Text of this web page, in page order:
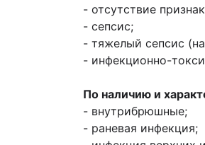
- отсутствие
- сепсис;
- тяжелый сепсис
- инфекционно-
По наличию и
- внутрибрюшные;
- раневая инфекция;